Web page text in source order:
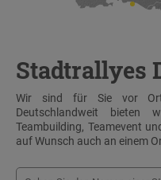
Stadtrallyes
Wir sind für Sie vor Ort
Deutschlandweit bieten
Teambuilding, Teamevent
auf Wunsch auch an einem